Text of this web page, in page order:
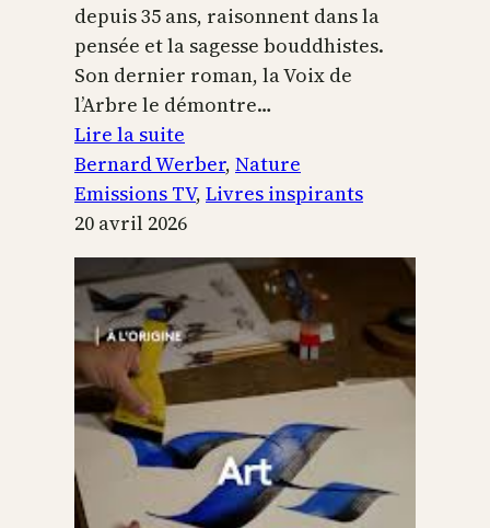
depuis 35 ans, raisonnent dans la
pensée et la sagesse bouddhistes.
Son dernier roman, la Voix de
l’Arbre le démontre…
Lire la suite
La
Voix
de
l’arbre
Bernard Werber, Nature
Emissions TV, Livres inspirants
20 avril 2026